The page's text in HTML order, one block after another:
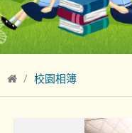
校園相簿